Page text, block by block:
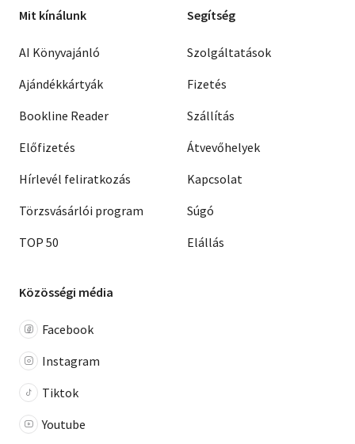
Mit kínálunk
AI Könyvajánló
Ajándékkártyák
Bookline Reader
Előfizetés
Hírlevél feliratkozás
Törzsvásárlói program
TOP 50
Segítség
Szolgáltatások
Fizetés
Szállítás
Átvevőhelyek
Kapcsolat
Súgó
Elállás
Közösségi média
Facebook
Instagram
Tiktok
Youtube